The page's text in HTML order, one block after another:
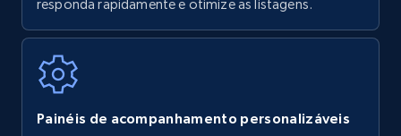
7.4K+
responda rapidamente e otimize as listagens.
Painéis de acompanhamento personalizáveis